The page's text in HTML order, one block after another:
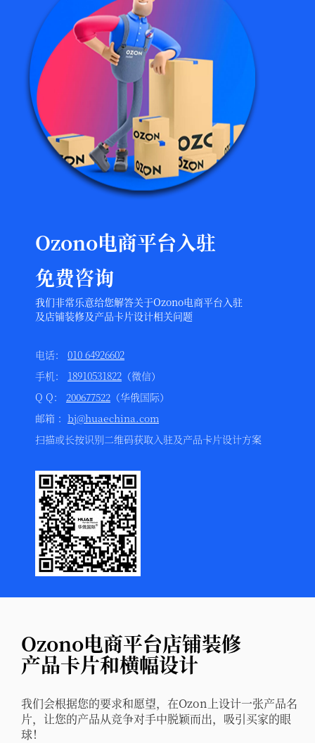
Ozono电商平台入驻
免费咨询
我们非常乐意给您解答关于Ozono电商平台入驻
及店铺装修及产品卡片设计相关问题
电话： 010 64926602
手机： 18910531822 （微信）
Q Q： 200677522 （华俄国际）
邮箱 ： bj@huaechina.com
扫描或长按识别二维码获取入驻及产品卡片设计方案
Ozono电商平台店铺装修
产品卡片和横幅设计
我们会根据您的要求和愿望，在Ozon上设计一张产品名
片，让您的产品从竞争对手中脱颖而出，吸引买家的眼
球！